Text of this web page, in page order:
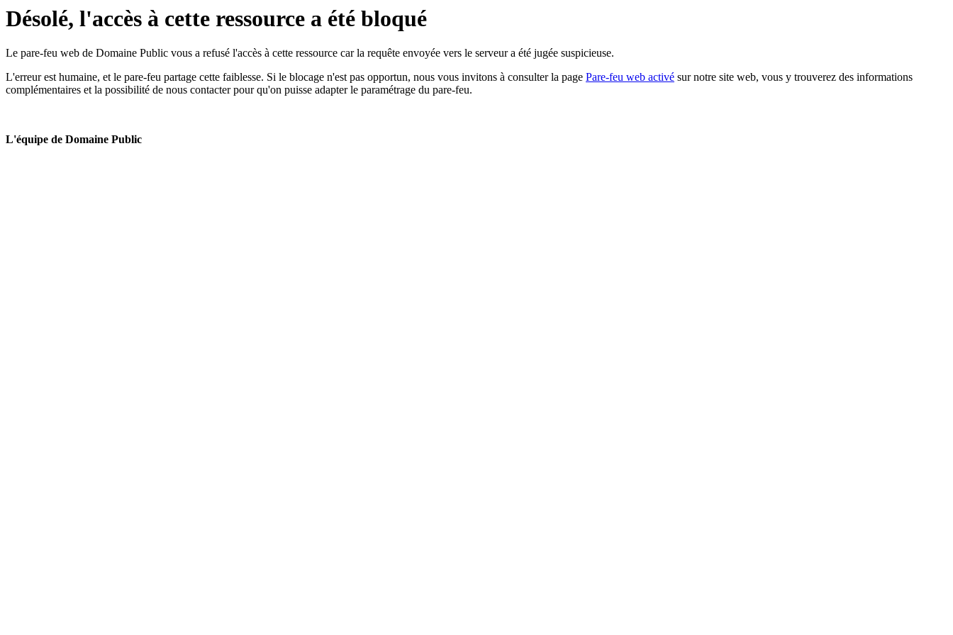
Désolé, l'accès à cette ressource a été bloqué
Le pare-feu web de Domaine Public vous a refusé l'accès à cette ressource car la requête envoyée vers le serveur a été jugée suspicieuse.
L'erreur est humaine, et le pare-feu partage cette faiblesse. Si le blocage n'est pas opportun, nous vous invitons à consulter la page Pare-feu web activé sur notre site web, vous y trouverez des informations
complémentaires et la possibilité de nous contacter pour qu'on puisse adapter le paramétrage du pare-feu.
L'équipe de Domaine Public